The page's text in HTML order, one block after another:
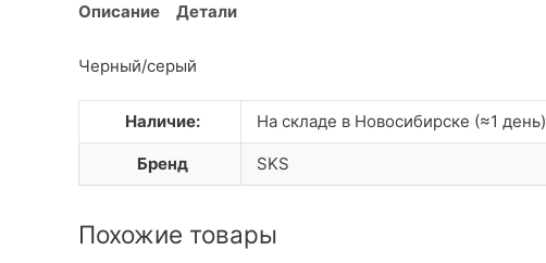
Описание Детали
Черный/серый
Наличие: На складе в Новосибирске (≈1 день)
Бренд SKS
Похожие товары